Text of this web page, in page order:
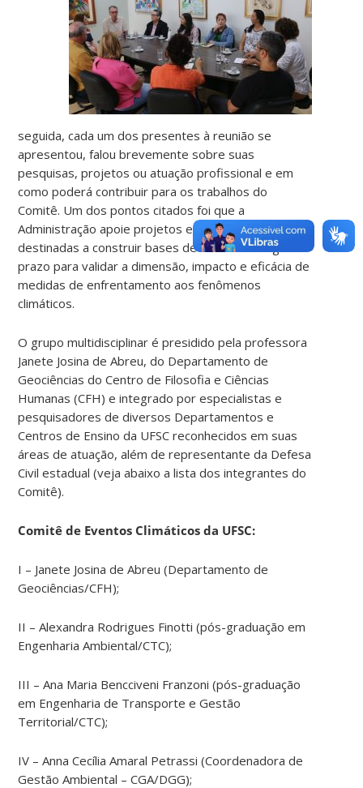
seguida, cada um dos presentes à reunião se
apresentou, falou brevemente sobre suas
pesquisas, projetos ou atuação profissional e em
como poderá contribuir para os trabalhos do
Comitê. Um dos pontos citados foi que a
Administração apoie projetos e pesquisas
destinadas a construir bases de dados de longo
prazo para validar a dimensão, impacto e eficácia de
medidas de enfrentamento aos fenômenos
climáticos.
O grupo multidisciplinar é presidido pela professora
Janete Josina de Abreu, do Departamento de
Geociências do Centro de Filosofia e Ciências
Humanas (CFH) e integrado por especialistas e
pesquisadores de diversos Departamentos e
Centros de Ensino da UFSC reconhecidos em suas
áreas de atuação, além de representante da Defesa
Civil estadual (veja abaixo a lista dos integrantes do
Comitê).
Comitê de Eventos Climáticos da UFSC:
I – Janete Josina de Abreu (Departamento de
Geociências/CFH);
II – Alexandra Rodrigues Finotti (pós-graduação em
Engenharia Ambiental/CTC);
III – Ana Maria Bencciveni Franzoni (pós-graduação
em Engenharia de Transporte e Gestão
Territorial/CTC);
IV – Anna Cecília Amaral Petrassi (Coordenadora de
Gestão Ambiental – CGA/DGG);